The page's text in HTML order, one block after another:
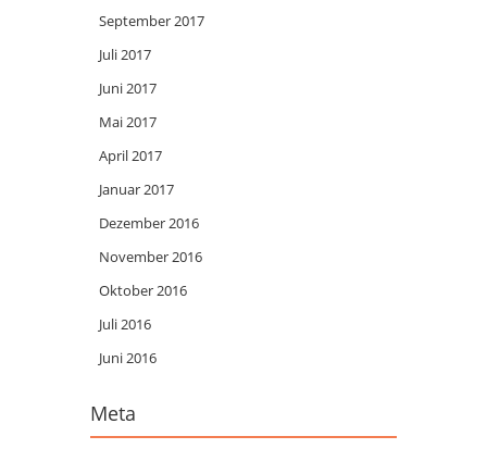
September 2017
Juli 2017
Juni 2017
Mai 2017
April 2017
Januar 2017
Dezember 2016
November 2016
Oktober 2016
Juli 2016
Juni 2016
Meta